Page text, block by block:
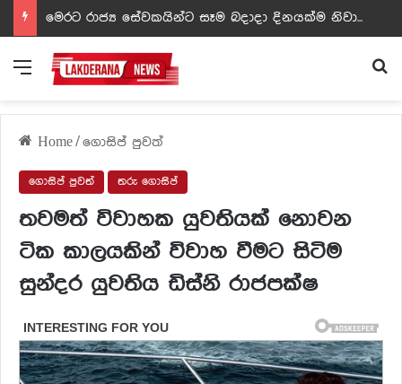
ඩඩ්ලිට දෙවෙනි නොවූ රත්න සහල් අධිපති..- PHOTOS
Menu
Home/ගොසිප් පුවත්
ගොසිප් පුවත් තරු ගොසිප්
තවමත් විවාහක යුවතියක් නොවන
ටික කාලයකින් විවාහ වීමට සිටිම
සුන්දර යුවතිය ඩිස්නි රාජපක්ෂ